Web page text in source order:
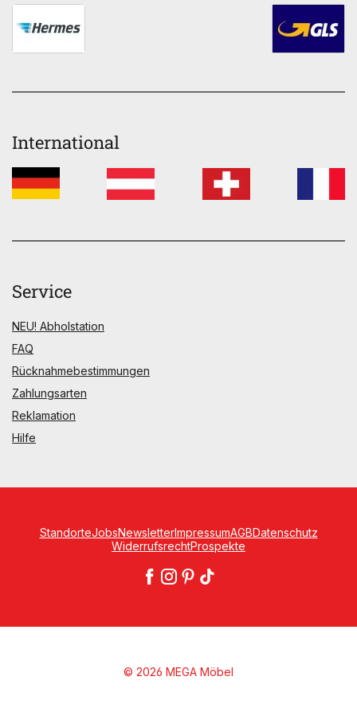
International
Service
NEU! Abholstation
FAQ
Rücknahmebestimmungen
Zahlungsarten
Reklamation
Hilfe
StandorteJobsNewsletterImpressumAGBDatenschutz
WiderrufsrechtProspekte
© 2026 MEGA Möbel